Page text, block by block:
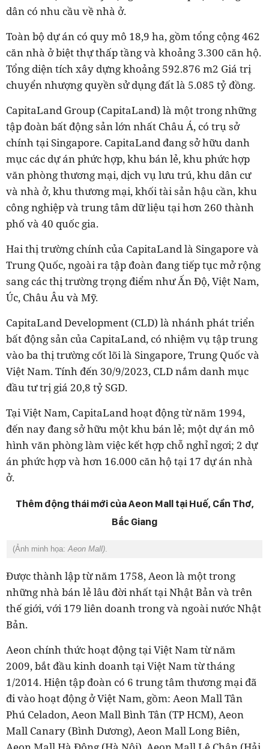
dân có nhu cầu về nhà ở.
Toàn bộ dự án có quy mô 18,9 ha, gồm tổng cộng 462
căn nhà ở biệt thự thấp tầng và khoảng 3.300 căn hộ.
Tổng diện tích xây dựng khoảng 592.876 m2 Giá trị
chuyển nhượng quyền sử dụng đất là 5.085 tỷ đồng.
CapitaLand Group (CapitaLand) là một trong những
tập đoàn bất động sản lớn nhất Châu Á, có trụ sở
chính tại Singapore. CapitaLand đang sở hữu danh
mục các dự án phức hợp, khu bán lẻ, khu phức hợp
văn phòng thương mại, dịch vụ lưu trú, khu dân cư
và nhà ở, khu thương mại, khối tài sản hậu cần, khu
công nghiệp và trung tâm dữ liệu tại hơn 260 thành
phố và 40 quốc gia.
Hai thị trường chính của CapitaLand là Singapore và
Trung Quốc, ngoài ra tập đoàn đang tiếp tục mở rộng
sang các thị trường trọng điểm như Ấn Độ, Việt Nam,
Úc, Châu Âu và Mỹ.
CapitaLand Development (CLD) là nhánh phát triển
bất động sản của CapitaLand, có nhiệm vụ tập trung
vào ba thị trường cốt lõi là Singapore, Trung Quốc và
Việt Nam. Tính đến 30/9/2023, CLD nắm danh mục
đầu tư trị giá 20,8 tỷ SGD.
Tại Việt Nam, CapitaLand hoạt động từ năm 1994,
đến nay đang sở hữu một khu bán lẻ; một dự án mô
hình văn phòng làm việc kết hợp chỗ nghỉ ngơi; 2 dự
án phức hợp và hơn 16.000 căn hộ tại 17 dự án nhà
ở.
Thêm động thái mới của Aeon Mall tại Huế, Cần Thơ,
Bắc Giang
(Ảnh minh họa:Aeon Mall).
Được thành lập từ năm 1758,Aeon là một trong
những nhà bán lẻ lâu đời nhất tại Nhật Bản và trên
thế giới, với 179 liên doanh trong và ngoài nước Nhật
Bản.
Aeon chính thức hoạt động tại Việt Nam từ năm
2009, bắt đầu kinh doanh tại Việt Nam từ tháng
1/2014. Hiện tập đoàn có 6 trung tâm thương mại đã
đi vào hoạt động ở Việt Nam, gồm: Aeon Mall Tân
Phú Celadon, Aeon Mall Bình Tân (TP HCM), Aeon
Mall Canary (Bình Dương), Aeon Mall Long Biên,